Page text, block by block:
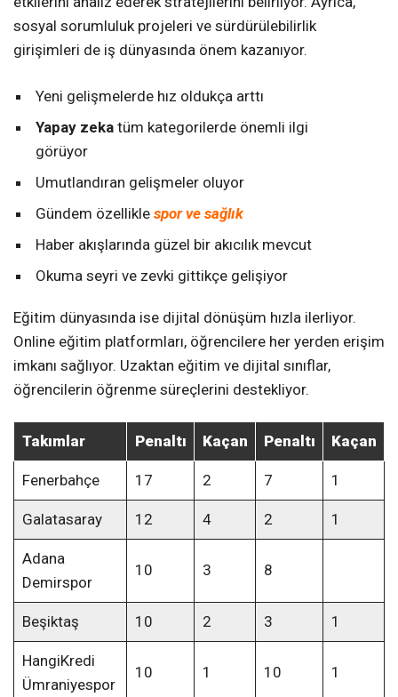
sosyal sorumluluk projeleri ve sürdürülebilirlik
girişimleri de iş dünyasında önem kazanıyor.
Yeni gelişmelerde hız oldukça arttı
Yapay zeka tüm kategorilerde önemli ilgi
görüyor
Umutlandıran gelişmeler oluyor
Gündem özellikle spor ve sağlık
Haber akışlarında güzel bir akıcılık mevcut
Okuma seyri ve zevki gittikçe gelişiyor
Eğitim dünyasında ise dijital dönüşüm hızla ilerliyor.
Online eğitim platformları, öğrencilere her yerden erişim
imkanı sağlıyor. Uzaktan eğitim ve dijital sınıflar,
öğrencilerin öğrenme süreçlerini destekliyor.
Takımlar Penaltı Kaçan Penaltı Kaçan
Fenerbahçe 17 2 7 1
Galatasaray 12 4 2 1
Adana
Demirspor
10 3 8
Beşiktaş 10 2 3 1
HangiKredi
Ümraniyespor
10 1 10 1